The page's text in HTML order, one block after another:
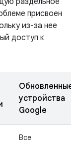
присвоен
из-за нее
доступ к
Обновленные
устройства
Google
Все